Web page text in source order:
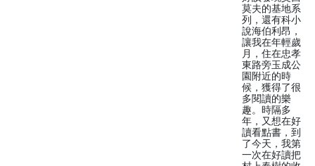
莫夫的基地系
列，還有科小
說海伯利昂，
讓我在年輕歲
月，住在忠孝
東路旁玉成公
園附近的時
候，獲得了很
多閱讀的樂
趣。時隔多
年，又想在好
讀看點書，到
了今天，我第
一次在好讀把